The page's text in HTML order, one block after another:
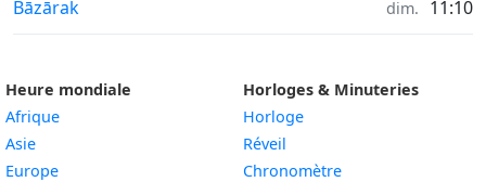
Heure à
Bāzārak dim. 11:10
Heure mondiale
Afrique
Asie
Europe
Horloges & Minuteries
Horloge
Réveil
Chronomètre